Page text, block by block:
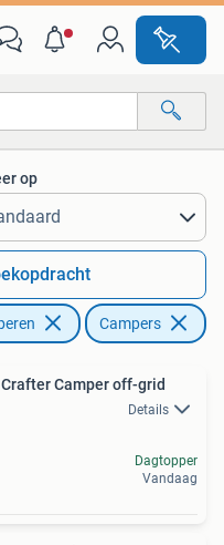
op
Campers
Camper off-grid
Details
Dagtopper
Vandaag